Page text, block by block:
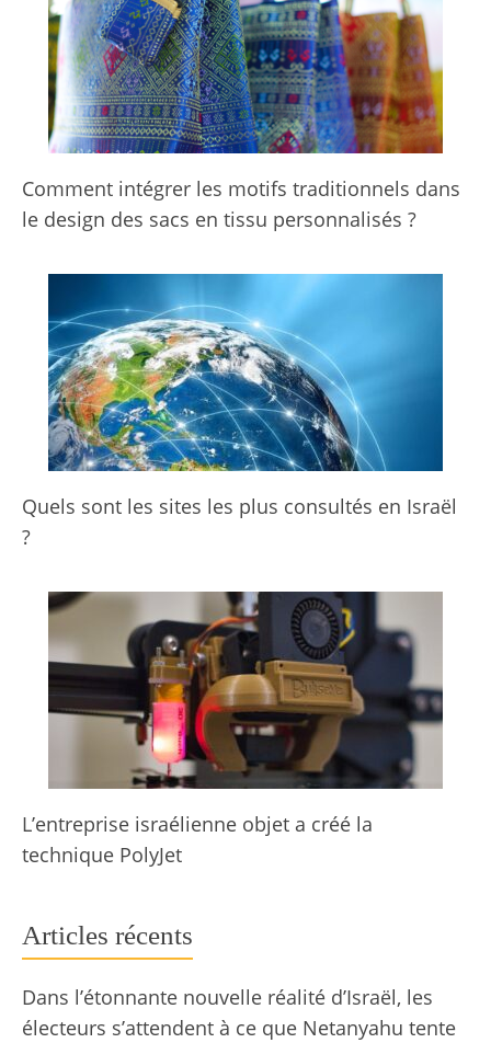
Comment intégrer les motifs traditionnels dans
le design des sacs en tissu personnalisés ?
Quels sont les sites les plus consultés en Israël
?
L’entreprise israélienne objet a créé la
technique PolyJet
Articles récents
Dans l’étonnante nouvelle réalité d’Israël, les
électeurs s’attendent à ce que Netanyahu tente